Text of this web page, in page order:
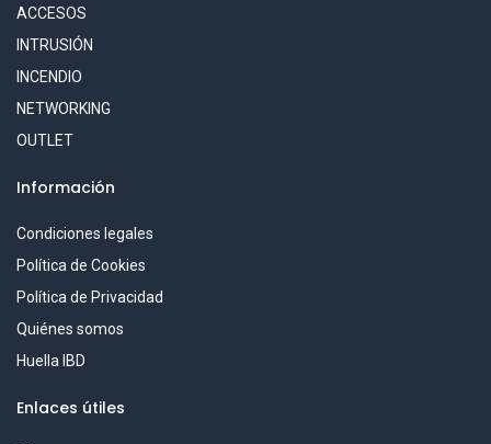
ACCESOS
INTRUSIÓN
INCENDIO
NETWORKING
OUTLET
Información
Condiciones legales
Política de Cookies
Política de Privacidad
Quiénes somos
Huella IBD
Enlaces útiles